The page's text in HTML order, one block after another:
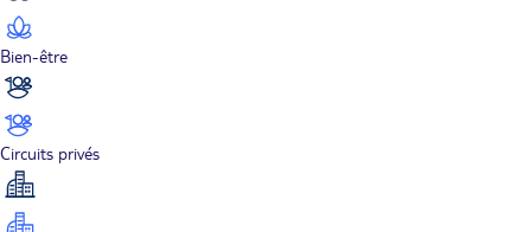
Bien-être
Circuits privés